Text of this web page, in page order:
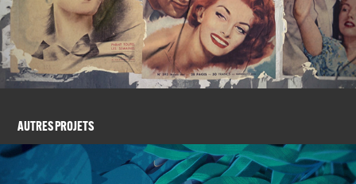
AUTRES PROJETS